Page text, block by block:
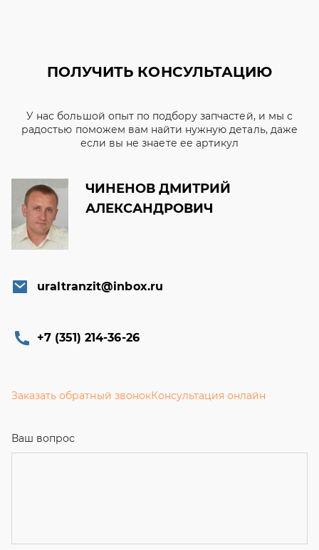
ПОЛУЧИТЬ КОНСУЛЬТАЦИЮ
У нас большой опыт по подбору запчастей, и мы с
радостью поможем вам найти нужную деталь, даже
если вы не знаете ее артикул
ЧИНЕНОВ ДМИТРИЙ
АЛЕКСАНДРОВИЧ
uraltranzit@inbox.ru
+7 (351) 214-36-26
Заказать обратный звонокКонсультация онлайн
Ваш вопрос